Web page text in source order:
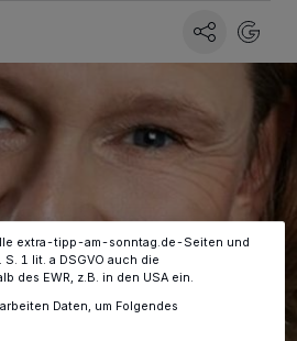
Browserdaten oder eindeutige
unter „Wir und unsere Partner
Dienste bereitzustellen“ aufgeführten
sind, sind manche Inhalte und
mehr so relevant für Sie. Sie können
aufrufen, um Ihre Einstellungen zu
zu widerrufen, indem Sie auf den Link
am unteren Rand der Webseite klicken.
unseres Website. Weitere
unserer Datenschutzerklärung.
extra-tipp-am-sonntag.de-Seiten und
1 lit. a DSGVO auch die
des EWR, z.B. in den USA ein.
Daten, um Folgendes